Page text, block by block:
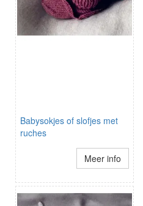
Babysokjes of slofjes met
ruches
Meer info